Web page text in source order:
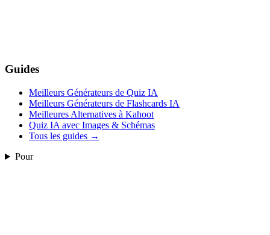
Guides
Meilleurs Générateurs de Quiz IA
Meilleurs Générateurs de Flashcards IA
Meilleures Alternatives à Kahoot
Quiz IA avec Images & Schémas
Tous les guides →
Pour